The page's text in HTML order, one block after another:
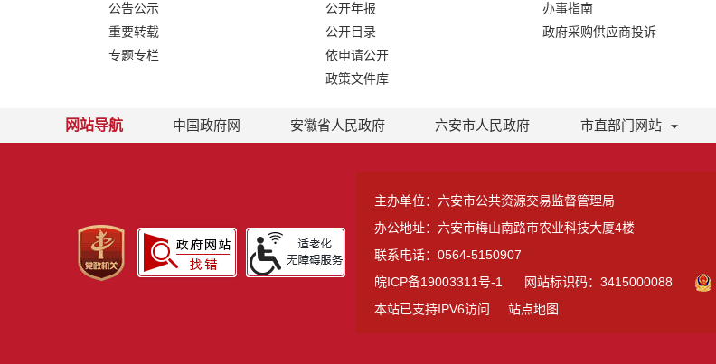
公告公示
重要转载
专题专栏
公开年报
公开目录
依申请公开
政策文件库
办事指南
政府采购供应商投诉
网站导航 中国政府网 安徽省人民政府 六安市人民政府 市直部门网站
主办单位：六安市公共资源交易监督管理局
办公地址：六安市梅山南路市农业科技大厦4楼
联系电话：0564-5150907
皖ICP备19003311号-1
网站标识码：3415000088
本站已支持IPV6访问
站点地图